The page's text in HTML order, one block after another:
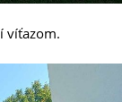
víťazom.